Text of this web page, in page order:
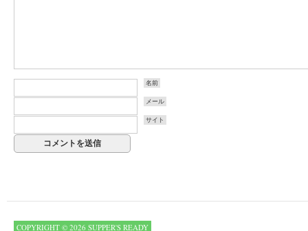
名前
メール
サイト
COPYRIGHT © 2026 SUPPER'S READY